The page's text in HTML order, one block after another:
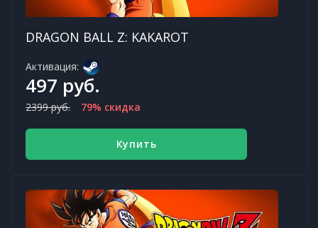
DRAGON BALL Z: KAKAROT
Активация:
497 руб.
2399 руб. 79% скидка
Купить